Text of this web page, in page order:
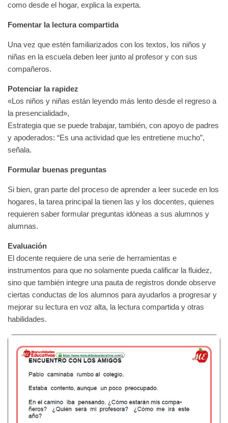
como desde el hogar, explica la experta.
Fomentar la lectura compartida
Una vez que estén familiarizados con los textos, los niños y
niñas en la escuela deben leer junto al profesor y con sus
compañeros.
Potenciar la rapidez
«Los niños y niñas están leyendo más lento desde el regreso a
la presencialidad»,
Estrategia que se puede trabajar, también, con apoyo de padres
y apoderados: “Es una actividad que les entretiene mucho”,
señala.
Formular buenas preguntas
Si bien, gran parte del proceso de aprender a leer sucede en los
hogares, la tarea principal la tienen las y los docentes, quienes
requieren saber formular preguntas idóneas a sus alumnos y
alumnas.
Evaluación
El docente requiere de una serie de herramientas e
instrumentos para que no solamente pueda calificar la fluidez,
sino que también integre una pauta de registros donde observe
ciertas conductas de los alumnos para ayudarlos a progresar y
mejorar su lectura en voz alta, la lectura compartida y otras
habilidades.